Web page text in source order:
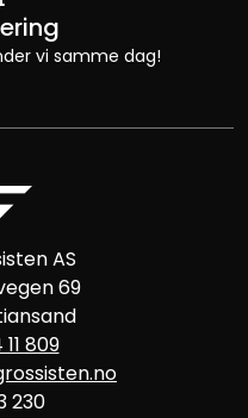
vi samme dag!
AS
69
809
230